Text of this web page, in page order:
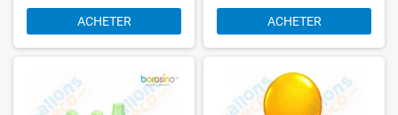
ACHETER ACHETER